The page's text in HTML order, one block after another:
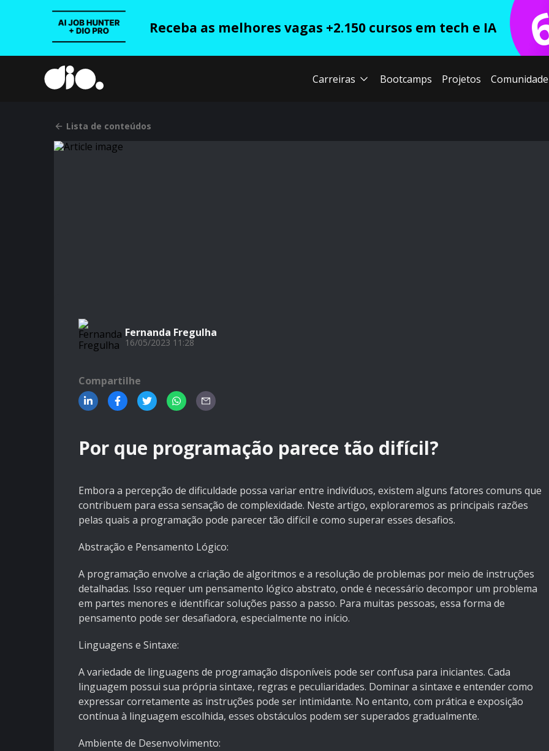
Receba as melhores vagas +2.150 cursos em tech e IA
Carreiras Bootcamps Projetos Comunidade
Lista de conteúdos
Fernanda Fregulha
16/05/2023 11:28
Compartilhe
Por que programação parece tão difícil?
Embora a percepção de dificuldade possa variar entre indivíduos, existem alguns fatores comuns que
contribuem para essa sensação de complexidade. Neste artigo, exploraremos as principais razões
pelas quais a programação pode parecer tão difícil e como superar esses desafios.
Abstração e Pensamento Lógico:
A programação envolve a criação de algoritmos e a resolução de problemas por meio de instruções
detalhadas. Isso requer um pensamento lógico abstrato, onde é necessário decompor um problema
em partes menores e identificar soluções passo a passo. Para muitas pessoas, essa forma de
pensamento pode ser desafiadora, especialmente no início.
Linguagens e Sintaxe:
A variedade de linguagens de programação disponíveis pode ser confusa para iniciantes. Cada
linguagem possui sua própria sintaxe, regras e peculiaridades. Dominar a sintaxe e entender como
expressar corretamente as instruções pode ser intimidante. No entanto, com prática e exposição
contínua à linguagem escolhida, esses obstáculos podem ser superados gradualmente.
Ambiente de Desenvolvimento: